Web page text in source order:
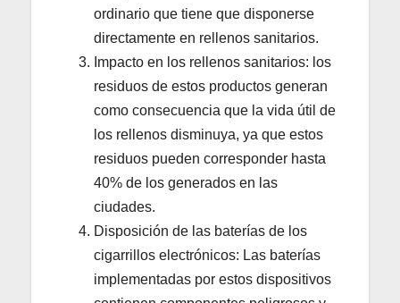
ordinario que tiene que disponerse
directamente en rellenos sanitarios.
Impacto en los rellenos sanitarios: los
residuos de estos productos generan
como consecuencia que la vida útil de
los rellenos disminuya, ya que estos
residuos pueden corresponder hasta
40% de los generados en las
ciudades.
Disposición de las baterías de los
cigarrillos electrónicos: Las baterías
implementadas por estos dispositivos